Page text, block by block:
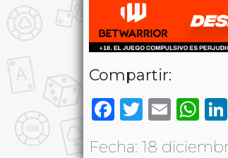
Compartir:
Facebook
Twitter
Fecha: 18